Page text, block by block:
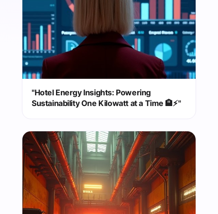
"Hotel Energy Insights: Powering
Sustainability One Kilowatt at a Time 🏨⚡"